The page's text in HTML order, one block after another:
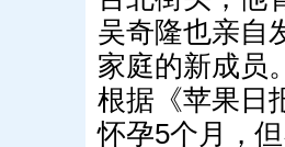
吴奇隆也亲自
家庭的新成员
根据《苹果日
怀孕5个月，